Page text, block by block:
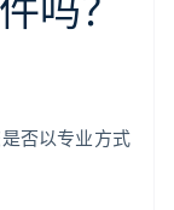
否以专业方式